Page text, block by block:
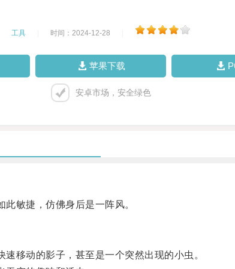
工具 时间：2024-12-28
苹果下载
安卓市场，安全绿色
敏捷，仿佛身后是一阵风。
移动的影子，甚至是一个突然出现的小虫。